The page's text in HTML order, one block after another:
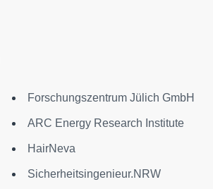
Forschungszentrum Jülich GmbH
ARC Energy Research Institute
HairNeva
Sicherheitsingenieur.NRW